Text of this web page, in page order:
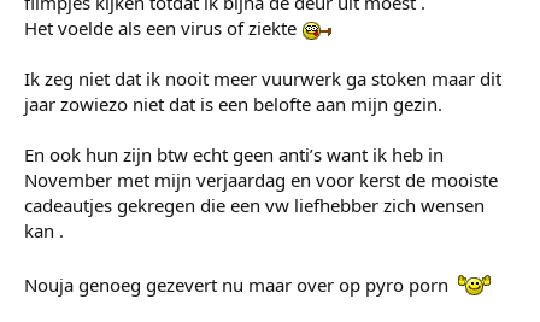
Het voelde als een virus of ziekte
Ik zeg niet dat ik nooit meer vuurwerk ga stoken maar dit
jaar zowiezo niet dat is een belofte aan mijn gezin.
En ook hun zijn btw echt geen anti’s want ik heb in
November met mijn verjaardag en voor kerst de mooiste
cadeautjes gekregen die een vw liefhebber zich wensen
kan .
Nouja genoeg gezevert nu maar over op pyro porn